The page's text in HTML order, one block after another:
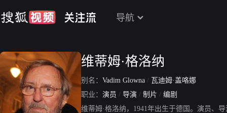
导航
维蒂姆·格洛纳
别名： Vadim Glowna / 瓦迪姆·盖咯娜
职业： 演员 / 导演 / 制片 / 编剧
维蒂姆·格洛纳，1941年出生于德国。演员、